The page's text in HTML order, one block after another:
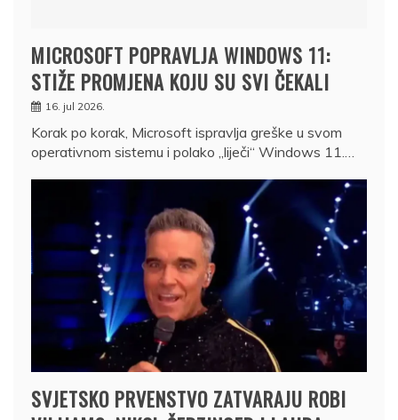
MICROSOFT POPRAVLJA WINDOWS 11:
STIŽE PROMJENA KOJU SU SVI ČEKALI
16. jul 2026.
Korak po korak, Microsoft ispravlja greške u svom
operativnom sistemu i polako „liječi“ Windows 11.…
SVJETSKO PRVENSTVO ZATVARAJU ROBI